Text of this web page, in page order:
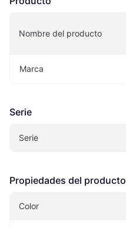
Nombre del producto
Marca
Serie
Serie
Propiedades del producto
Color